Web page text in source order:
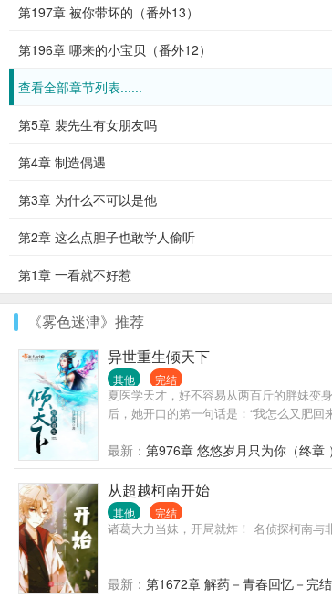
第197章 被你带坏的（番外13）
第196章 哪来的小宝贝（番外12）
查看全部章节列表......
第5章 裴先生有女朋友吗
第4章 制造偶遇
第3章 为什么不可以是他
第2章 这么点胆子也敢学人偷听
第1章 一看就不好惹
《雾色迷津》推荐
异世重生倾天下
其他 完结
夏医学天才，好不容易从两百斤的胖妹变
后，她开口的第一句话是：“我怎么又肥
最新： 第976章 悠悠岁月只为你（终章 ）
从超越柯南开始
其他 完结
诸葛大力当妹，开局就炸！ 名侦探柯南与
最新： 第1672章 解药－青春回忆－完结